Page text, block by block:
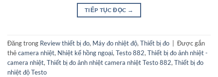
TIẾP TỤC ĐỌC →
Đăng trong Review thiết bị đo, Máy đo nhiệt độ,Thiết bị đo
Được gắn
thẻcamera nhiệt, Nhiệt kế hồng ngoại,Testo 882,Thiết bị đo ảnh nhiệt -
camera nhiệt,Thiết bị đo ảnh nhiệt camera nhiệt Testo 882,Thiết bị đo
nhiệt độ Testo